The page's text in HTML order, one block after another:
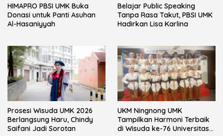
HIMAPRO PBSI UMK Buka
Donasi untuk Panti Asuhan
Al-Hasaniyyah
Belajar Public Speaking
Tanpa Rasa Takut, PBSI UMK
Hadirkan Lisa Karlina
Prosesi Wisuda UMK 2026
Berlangsung Haru, Chindy
Saifani Jadi Sorotan
UKM Ningnong UMK
Tampilkan Harmoni Terbaik
di Wisuda ke-76 Universitas